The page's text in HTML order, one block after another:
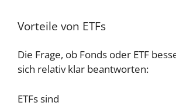
Vorteile von ETFs
Die Frage, ob Fonds oder ETF
sich relativ klar beantworten:
ETFs sind